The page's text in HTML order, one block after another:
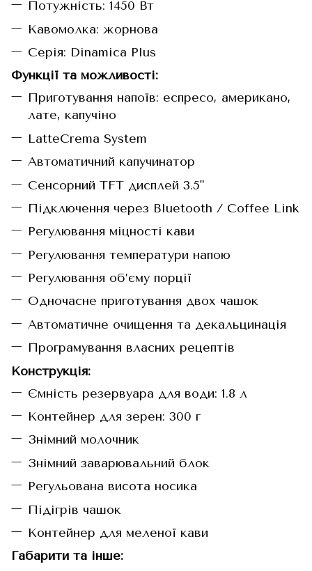
Потужність: 1450 Вт
Кавомолка: жорнова
Серія: Dinamica Plus
Функції та можливості:
Приготування напоїв: еспресо, американо,
лате, капучіно
LatteCrema System
Автоматичний капучинатор
Сенсорний TFT дисплей 3.5"
Підключення через Bluetooth / Coffee Link
Регулювання міцності кави
Регулювання температури напою
Регулювання об’єму порції
Одночасне приготування двох чашок
Автоматичне очищення та декальцинація
Програмування власних рецептів
Конструкція:
Ємність резервуара для води: 1.8 л
Контейнер для зерен: 300 г
Знімний молочник
Знімний заварювальний блок
Регульована висота носика
Підігрів чашок
Контейнер для меленої кави
Габарити та інше: